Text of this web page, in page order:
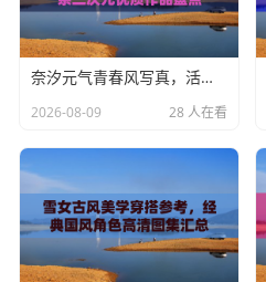
奈汐元气青春风写真，活力系二次元优质作品盘点
2026-08-09 28 人在看